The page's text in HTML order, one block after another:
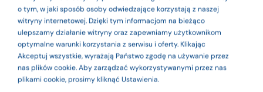
medycznymi. Dla
bezpieczeństwa
używaj ich zgodnie
z instrukcją
o tym, w jaki sposób osoby odwiedzające korzystają z naszej
witryny internetowej. Dzięki tym informacjom na bieżąco
ulepszamy działanie witryny oraz zapewniamy użytkownikom
optymalne warunki korzystania z serwisu i oferty. Klikając
Akceptuj wszystkie, wyrażają Państwo zgodę na używanie przez
nas plików cookie. Aby zarządzać wykorzystywanymi przez nas
plikami cookie, prosimy kliknąć Ustawienia.